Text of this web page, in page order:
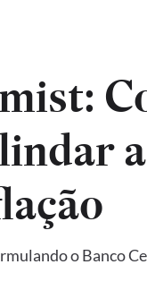
o Banco